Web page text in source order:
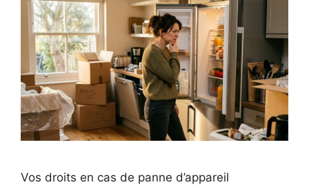
Vos droits en cas de panne d’appareil